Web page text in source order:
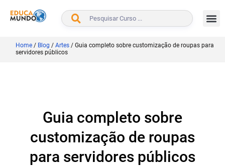
BUSCAR
Home / Blog / Artes / Guia completo sobre customização de roupas para
servidores públicos
Guia completo sobre
customização de roupas
para servidores públicos